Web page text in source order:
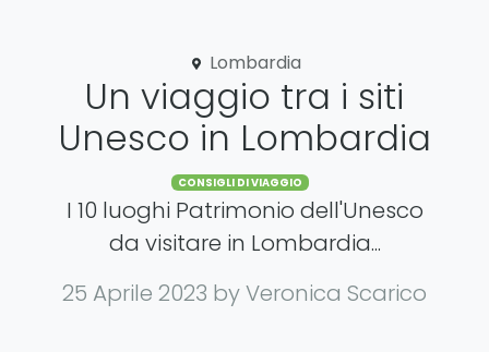
Lombardia
Un viaggio tra i siti
Unesco in Lombardia
Categories
CONSIGLI DI VIAGGIO
I 10 luoghi Patrimonio dell'Unesco
da visitare in Lombardia...
25 Aprile 2023 by Veronica Scarico